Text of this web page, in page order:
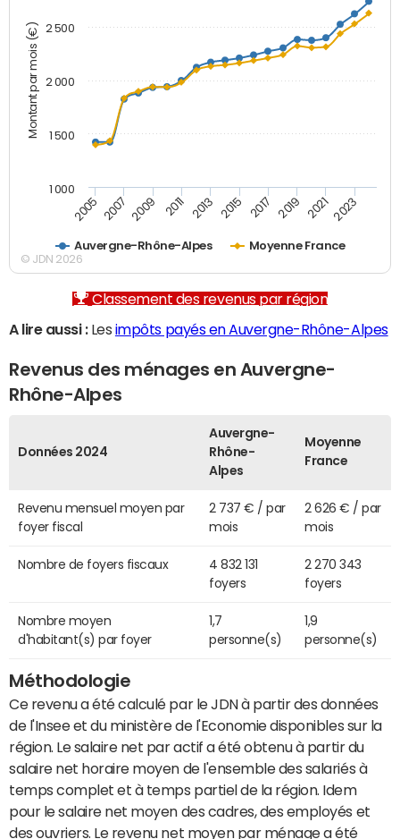
Montant par mois (€)
Auvergne-Rhône-Alpes Moyenne France
2005 2007 2009 2011 2013 2015 2017 2019 2021 2023
1 000
1 500
2 000
2 500
© JDN 2026
Classement des revenus par région
A lire aussi :Les impôts payés en Auvergne-Rhône-Alpes
Revenus des ménages en Auvergne-
Rhône-Alpes
Données 2024
Auvergne-
Rhône-
Alpes
Moyenne
France
Revenu mensuel moyen par
foyer fiscal
2 737 € / par
mois
2 626 € / par
mois
Nombre de foyers fiscaux
4 832 131
foyers
2 270 343
foyers
Nombre moyen
d'habitant(s) par foyer
1,7
personne(s)
1,9
personne(s)
Méthodologie
Ce revenu a été calculé par le JDN à partir des données
de l'Insee et du ministère de l'Economie disponibles sur la
région. Le salaire net par actif a été obtenu à partir du
salaire net horaire moyen de l'ensemble des salariés à
temps complet et à temps partiel de la région. Idem
pour le salaire net moyen des cadres, des employés et
des ouvriers. Le revenu net moyen par ménage a été